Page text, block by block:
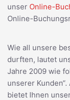
unser Online-
Online-
Wie all unsere
durften, lautet
Jahre 2009 wie
unserer
bietet Ihnen